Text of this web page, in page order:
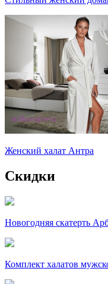
Женский халат Антра
Скидки
Новогодняя скатерть
Комплект халатов